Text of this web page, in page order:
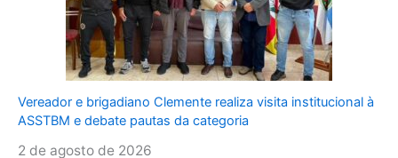
Vereador e brigadiano Clemente realiza visita institucional à
ASSTBM e debate pautas da categoria
2 de agosto de 2026